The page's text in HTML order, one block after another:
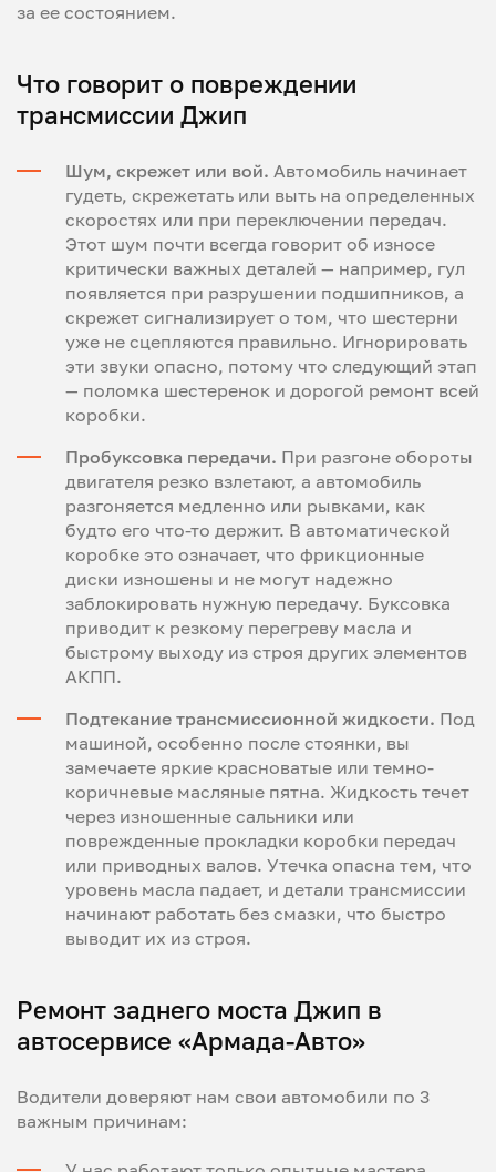
за ее состоянием.
Что говорит о повреждении
трансмиссии Джип
Шум, скрежет или вой. Автомобиль начинает
гудеть, скрежетать или выть на определенных
скоростях или при переключении передач.
Этот шум почти всегда говорит об износе
критически важных деталей — например, гул
появляется при разрушении подшипников, а
скрежет сигнализирует о том, что шестерни
уже не сцепляются правильно. Игнорировать
эти звуки опасно, потому что следующий этап
— поломка шестеренок и дорогой ремонт всей
коробки.
Пробуксовка передачи. При разгоне обороты
двигателя резко взлетают, а автомобиль
разгоняется медленно или рывками, как
будто его что-то держит. В автоматической
коробке это означает, что фрикционные
диски изношены и не могут надежно
заблокировать нужную передачу. Буксовка
приводит к резкому перегреву масла и
быстрому выходу из строя других элементов
АКПП.
Подтекание трансмиссионной жидкости. Под
машиной, особенно после стоянки, вы
замечаете яркие красноватые или темно-
коричневые масляные пятна. Жидкость течет
через изношенные сальники или
поврежденные прокладки коробки передач
или приводных валов. Утечка опасна тем, что
уровень масла падает, и детали трансмиссии
начинают работать без смазки, что быстро
выводит их из строя.
Ремонт заднего моста Джип в
автосервисе «Армада-Авто»
Водители доверяют нам свои автомобили по 3
важным причинам: